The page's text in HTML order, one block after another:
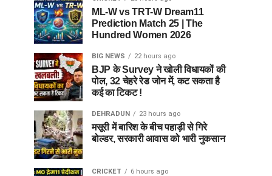
ML-W vs TRT-W Dream11
Prediction Match 25 | The
Hundred Women 2026
BIG NEWS 22 hours ago
BJP के Survey ने खोली विधायकों की
पोल, 32 चेहरे रेड जोन में, कट सकता है
कई का टिकट !
DEHRADUN 23 hours ago
मसूरी में बारिश के बीच पहाड़ी से गिरे
बोल्डर, सरकारी आवास को भारी नुकसान
CRICKET 6 hours ago